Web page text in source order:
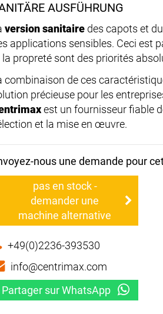
AUSFÜHRUNG
version sanitaire des capots et
applications sensibles. Ceci est
la propreté sont des priorités
combinaison de ces
précieuse pour les
est un fournisseur fiable
et la mise en œuvre.
nous une demande pour
pas en stock -
demander une
machine alternative
+49(0)2236-393530
info@centrimax.com
Partager sur WhatsApp